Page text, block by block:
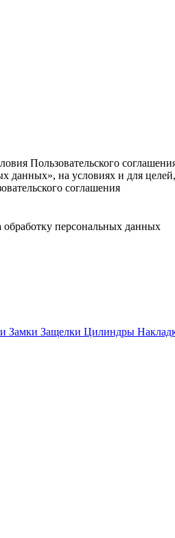
Пользовательского
данных», на условиях и для
соглашения
персональных данных
Замки Защелки Цилиндры